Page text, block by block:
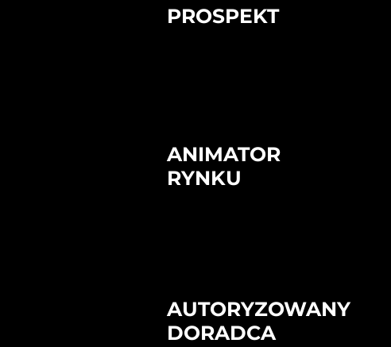
PROSPEKT
ANIMATOR
RYNKU
AUTORYZOWANY
DORADCA